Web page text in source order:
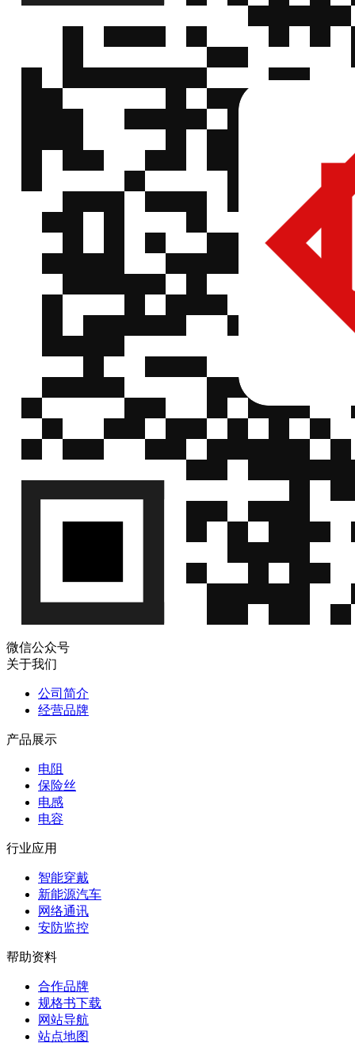
微信公众号
关于我们
公司简介
经营品牌
产品展示
电阻
保险丝
电感
电容
行业应用
智能穿戴
新能源汽车
网络通讯
安防监控
帮助资料
合作品牌
规格书下载
网站导航
站点地图